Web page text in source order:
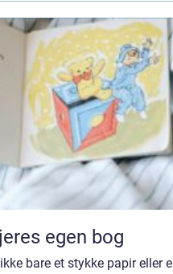
egen bog
bare et stykke papir eller